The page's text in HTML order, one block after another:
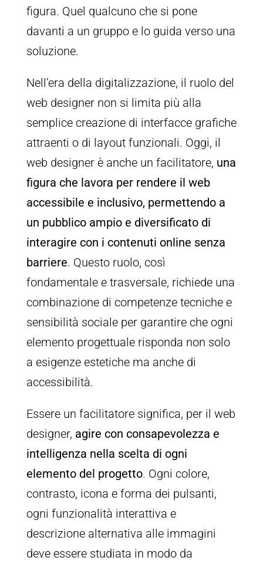
figura. Quel qualcuno che si pone
davanti a un gruppo e lo guida verso una
soluzione.
Nell’era della digitalizzazione, il ruolo del
web designer non si limita più alla
semplice creazione di interfacce grafiche
attraenti o di layout funzionali. Oggi, il
web designer è anche un facilitatore, una
figura che lavora per rendere il web
accessibile e inclusivo, permettendo a
un pubblico ampio e diversificato di
interagire con i contenuti online senza
barriere. Questo ruolo, così
fondamentale e trasversale, richiede una
combinazione di competenze tecniche e
sensibilità sociale per garantire che ogni
elemento progettuale risponda non solo
a esigenze estetiche ma anche di
accessibilità.
Essere un facilitatore significa, per il web
designer, agire con consapevolezza e
intelligenza nella scelta di ogni
elemento del progetto. Ogni colore,
contrasto, icona e forma dei pulsanti,
ogni funzionalità interattiva e
descrizione alternativa alle immagini
deve essere studiata in modo da